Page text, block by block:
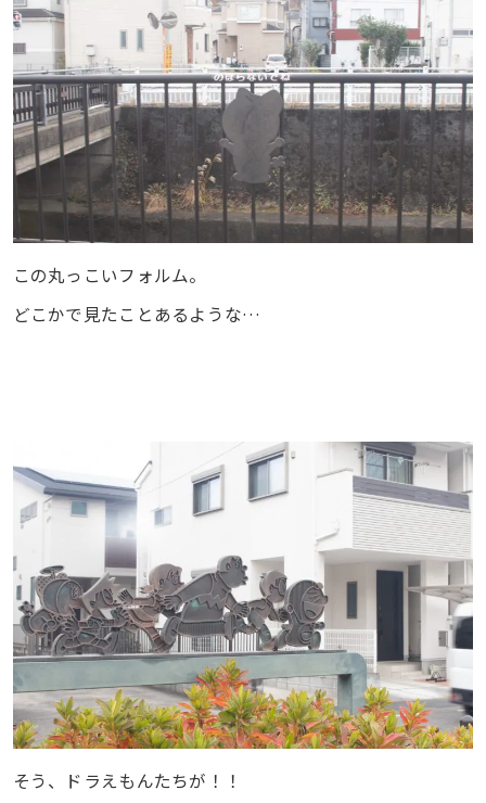
この丸っこいフォルム。
どこかで見たことあるような…
そう、ドラえもんたちが！！